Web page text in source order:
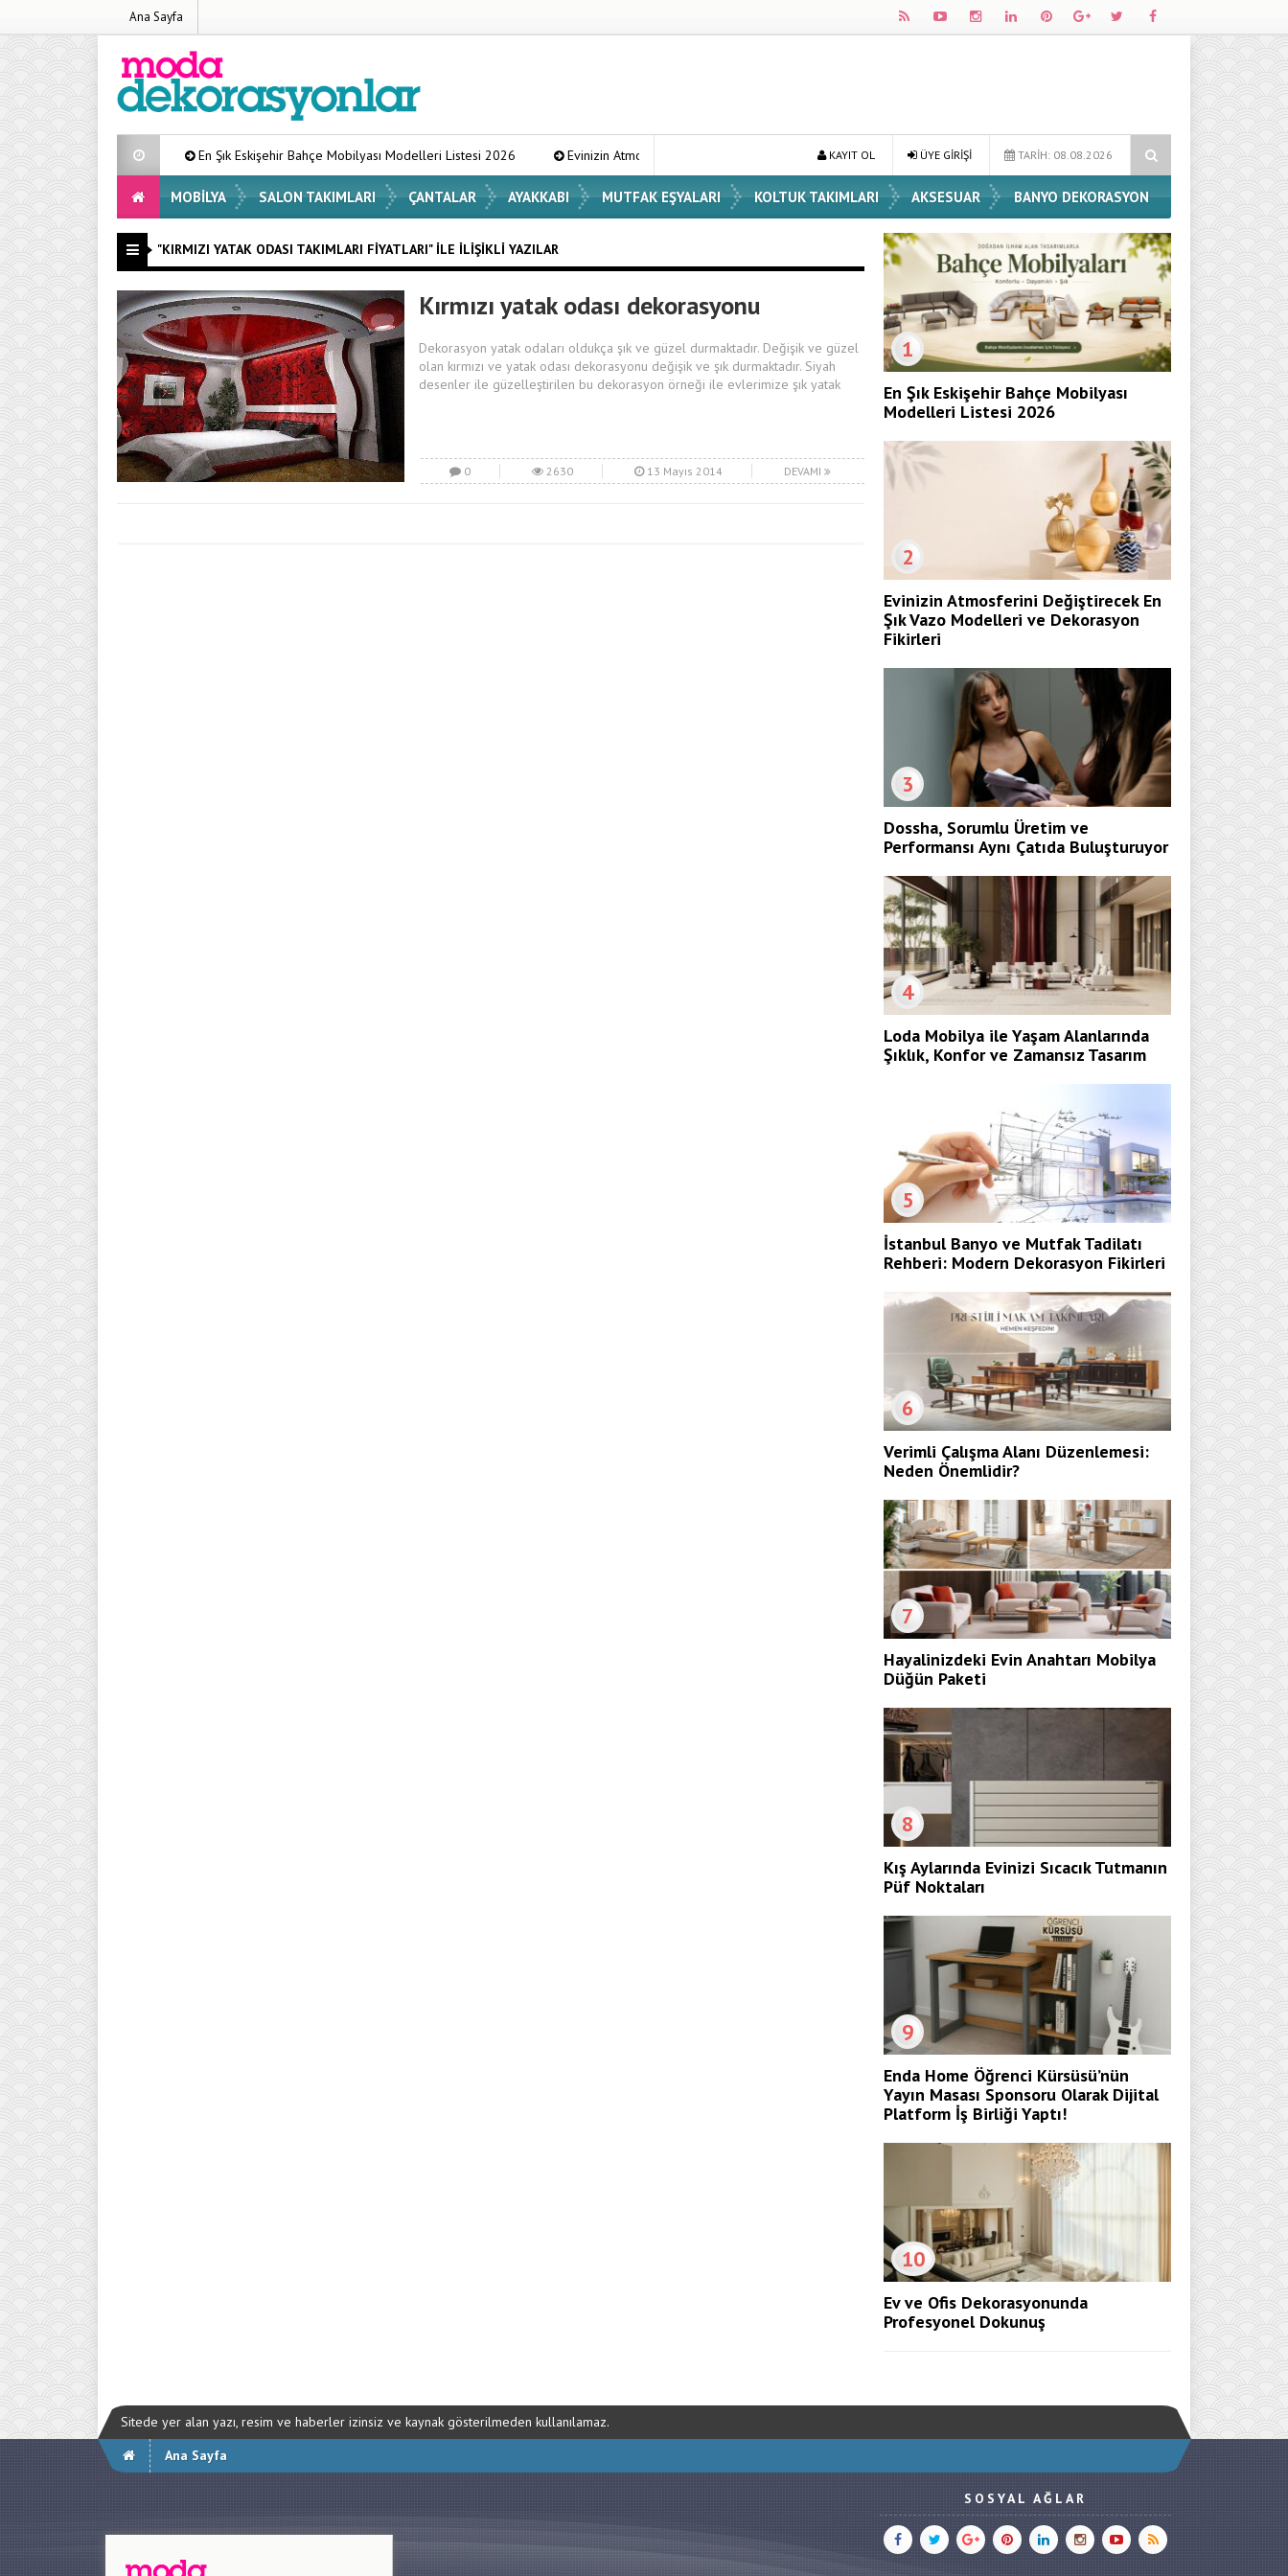
Ana Sayfa
En Şık Eskişehir Bahçe Mobilyası Modelleri Listesi 2026 Evinizin Atmosferini Değiştirecek En Şık Vazo Modelleri ve Dekorasyon Fikirleri Dossha, Sorumlu Üretim ve Performansı Aynı
TARİH: 08.08.2026
ÜYE GİRİŞİ
KAYIT OL
MOBILYA SALON TAKIMLARI ÇANTALAR AYAKKABI MUTFAK EŞYALARI KOLTUK TAKIMLARI AKSESUAR BANYO DEKORASYON
"KIRMIZI YATAK ODASI TAKIMLARI FIYATLARI" ILE İLIŞIKLI YAZILAR
Kırmızı yatak odası dekorasyonu
Dekorasyon yatak odaları oldukça şık ve güzel durmaktadır. Değişik ve güzel
olan kırmızı ve yatak odası dekorasyonu değişik ve şık durmaktadır. Siyah
desenler ile güzelleştirilen bu dekorasyon örneği ile evlerimize şık yatak
0 2630 13 Mayıs 2014 DEVAMI
1
En Şık Eskişehir Bahçe Mobilyası
Modelleri Listesi 2026
2
Evinizin Atmosferini Değiştirecek En
Şık Vazo Modelleri ve Dekorasyon
Fikirleri
3
Dossha, Sorumlu Üretim ve
Performansı Aynı Çatıda Buluşturuyor
4
Loda Mobilya ile Yaşam Alanlarında
Şıklık, Konfor ve Zamansız Tasarım
5
İstanbul Banyo ve Mutfak Tadilatı
Rehberi: Modern Dekorasyon Fikirleri
6
Verimli Çalışma Alanı Düzenlemesi:
Neden Önemlidir?
7
Hayalinizdeki Evin Anahtarı Mobilya
Düğün Paketi
8
Kış Aylarında Evinizi Sıcacık Tutmanın
Püf Noktaları
9
Enda Home Öğrenci Kürsüsü’nün
Yayın Masası Sponsoru Olarak Dijital
Platform İş Birliği Yaptı!
10
Ev ve Ofis Dekorasyonunda
Profesyonel Dokunuş
Sitede yer alan yazı, resim ve haberler izinsiz ve kaynak gösterilmeden kullanılamaz.
Ana Sayfa
SOSYAL AĞLAR